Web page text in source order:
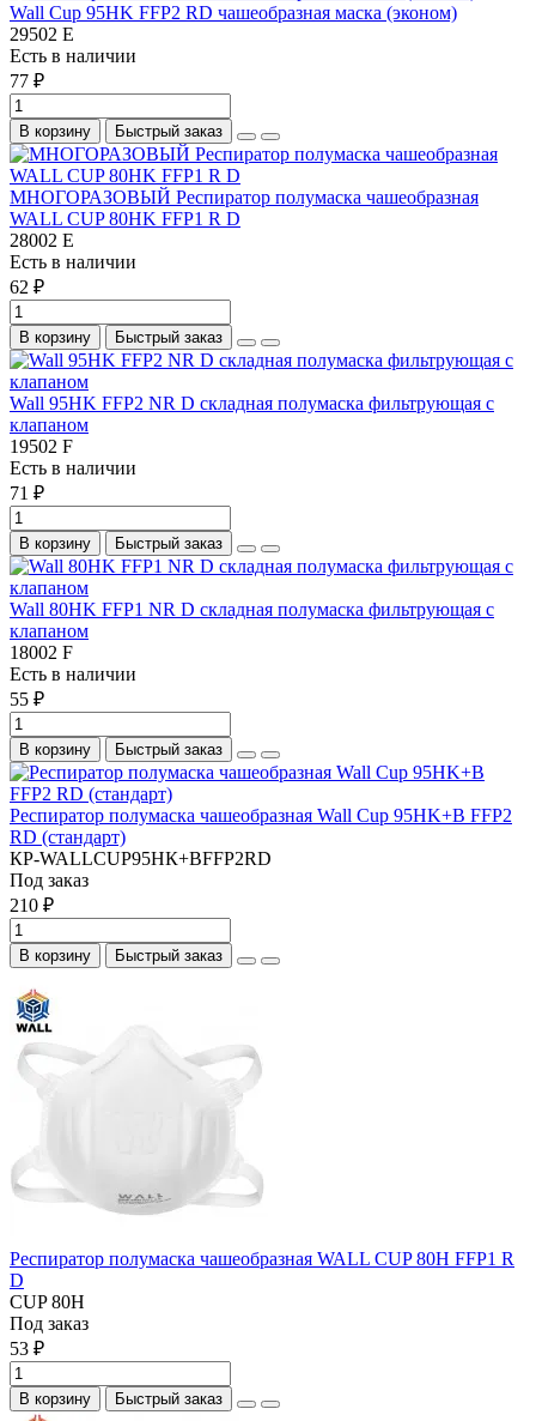
Wall Cup 95HK FFP2 RD чашеобразная маска (эконом)
29502 E
Есть в наличии
77 ₽
В корзину Быстрый заказ
МНОГОРАЗОВЫЙ Респиратор полумаска чашеобразная
WALL CUP 80HK FFP1 R D
28002 E
Есть в наличии
62 ₽
В корзину Быстрый заказ
Wall 95HK FFP2 NR D складная полумаска фильтрующая с
клапаном
19502 F
Есть в наличии
71 ₽
В корзину Быстрый заказ
Wall 80HK FFP1 NR D складная полумаска фильтрующая с
клапаном
18002 F
Есть в наличии
55 ₽
В корзину Быстрый заказ
Респиратор полумаска чашеобразная Wall Cup 95HK+B FFP2
RD (стандарт)
КР-WALLCUP95HК+BFFP2RD
Под заказ
210 ₽
В корзину Быстрый заказ
Респиратор полумаска чашеобразная WALL CUP 80H FFP1 R
D
CUP 80H
Под заказ
53 ₽
В корзину Быстрый заказ